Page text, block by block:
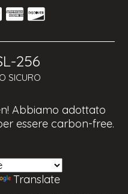
256
SICURO
Abbiamo adottato
essere carbon-free.
Translate